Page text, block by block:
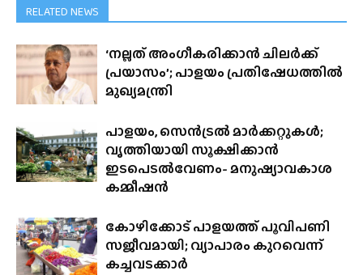
RELATED NEWS
‘നല്ലത് അംഗീകരിക്കാൻ ചിലർക്ക്
പ്രയാസം’; പാളയം പ്രതിഷേധത്തിൽ
മുഖ്യമന്ത്രി
പാളയം, സെൻട്രൽ മാർക്കറ്റുകൾ;
വൃത്തിയായി സൂക്ഷിക്കാൻ
ഇടപെടൽവേണം- മനുഷ്യാവകാശ
കമ്മീഷൻ
കോഴിക്കോട് പാളയത്ത് പൂവിപണി
സജീവമായി; വ്യാപാരം കുറവെന്ന്
കച്ചവടക്കാർ